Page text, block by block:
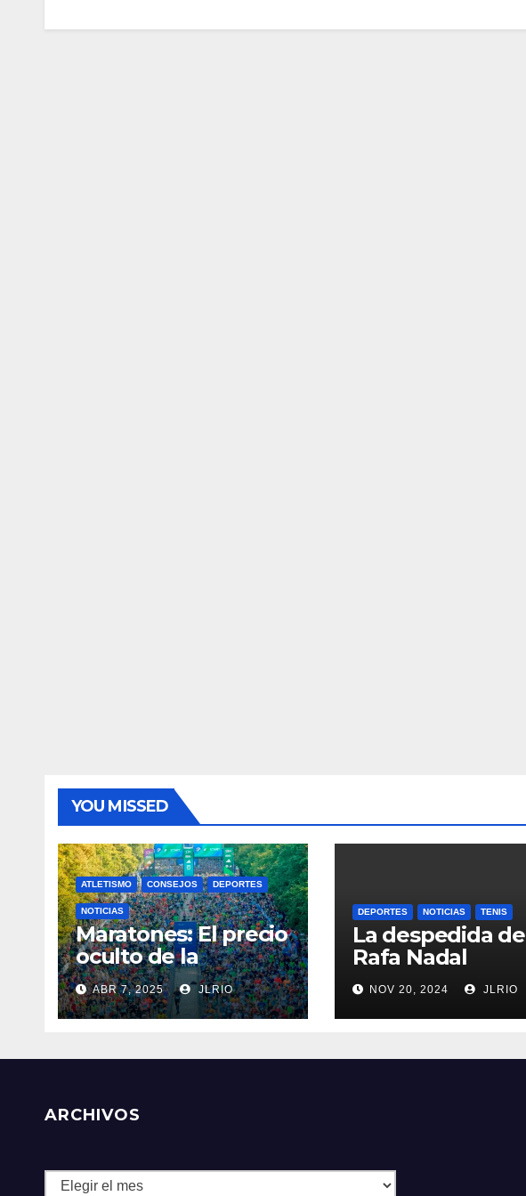
YOU MISSED
ATLETISMO CONSEJOS DEPORTES
NOTICIAS
Maratones: El precio
oculto de la
resistencia
ABR 7, 2025 JLRIO
DEPORTES NOTICIAS TENIS
La despedida de
Rafa Nadal
NOV 20, 2024 JLRIO
ARCHIVOS
Archivos